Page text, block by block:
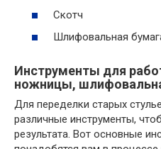
Скотч
Шлифовальная
Инструменты для
ножницы,
Для переделки старых
различные инструменты,
результата. Вот основные